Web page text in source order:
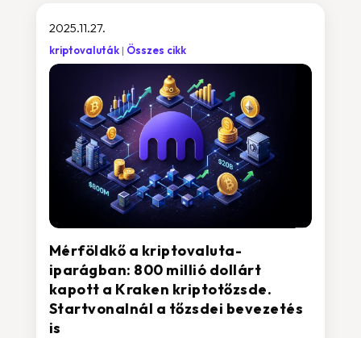
Mérföldkő a kriptovaluta-
iparágban: 800 millió dollárt
kapott a Kraken kriptotőzsde.
Startvonalnál a tőzsdei bevezetés
is
2025.11.27.
kriptovaluták Összes cikk